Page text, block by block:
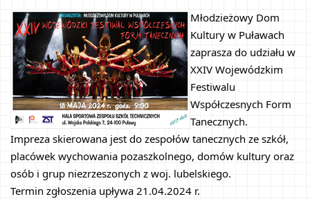
Młodzieżowy Dom
Kultury w Puławach
zaprasza do udziału w
XXIV Wojewódzkim
Festiwalu
Współczesnych Form
Tanecznych.
Impreza skierowana jest do zespołów tanecznych ze szkół,
placówek wychowania pozaszkolnego, domów kultury oraz
osób i grup niezrzeszonych z woj. lubelskiego.
Termin zgłoszenia upływa 21.04.2024 r.